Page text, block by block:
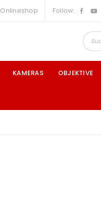
Onlineshop Follow:
KAMERAS OBJEKTIVE